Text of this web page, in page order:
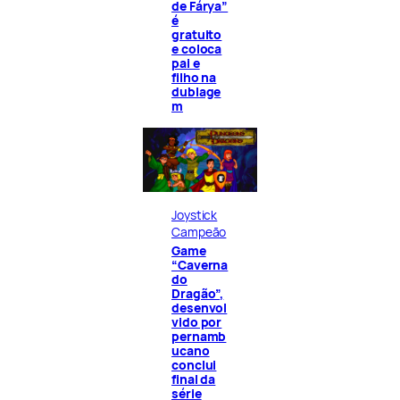
de Fárya”
é
gratuito
e coloca
pai e
filho na
dublage
m
Joystick
Campeão
Game
“Caverna
do
Dragão”,
desenvol
vido por
pernamb
ucano
conclui
final da
série